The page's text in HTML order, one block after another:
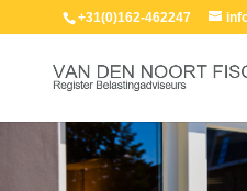
+31(0)162-462247